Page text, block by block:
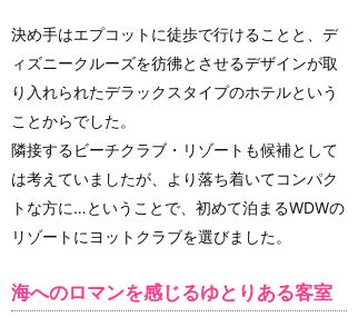
決め手はエプコットに徒歩で行けることと、デ
ィズニークルーズを彷彿とさせるデザインが取
り入れられたデラックスタイプのホテルという
ことからでした。
隣接するビーチクラブ・リゾートも候補として
は考えていましたが、より落ち着いてコンパク
トな方に…ということで、初めて泊まるWDWの
リゾートにヨットクラブを選びました。
海へのロマンを感じるゆとりある客室